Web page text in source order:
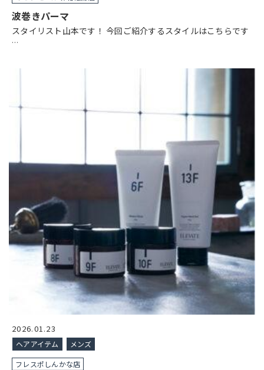
波巻きパーマ
スタイリスト山本です！ 今回ご紹介するスタイルはこちらです
…
2026.01.23
ヘアアイテム
メンズ
フレスポしんかな店